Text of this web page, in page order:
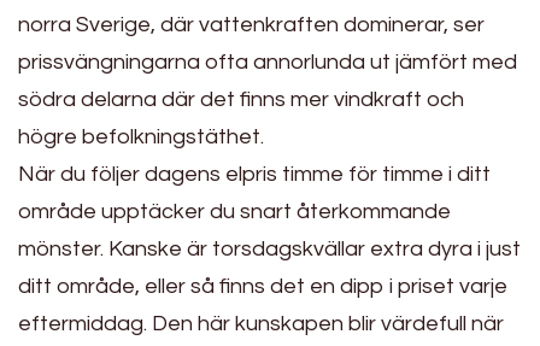
norra Sverige, där vattenkraften dominerar, ser
prissvängningarna ofta annorlunda ut jämfört med
södra delarna där det finns mer vindkraft och
högre befolkningstäthet.
När du följer dagens elpris timme för timme i ditt
område upptäcker du snart återkommande
mönster. Kanske är torsdagskvällar extra dyra i just
ditt område, eller så finns det en dipp i priset varje
eftermiddag. Den här kunskapen blir värdefull när